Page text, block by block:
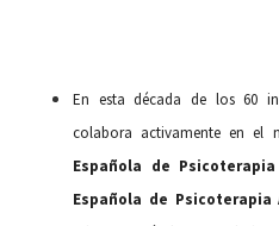
En esta década de los 60
colabora activamente en
Española de
Española de Psicoterapia